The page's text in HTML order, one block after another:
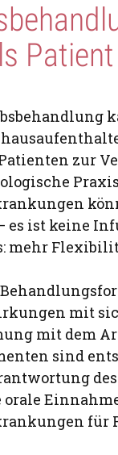
zur
es ist keine
mehr
mit
mit dem
sind
orale
für